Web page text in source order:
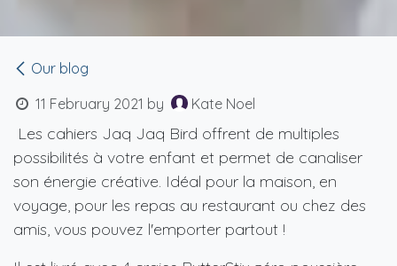
Our blog
11 February 2021 by Kate Noel
Les cahiers Jaq Jaq Bird offrent de multiples
possibilités à votre enfant et permet de canaliser
son énergie créative. Idéal pour la maison, en
voyage, pour les repas au restaurant ou chez des
amis, vous pouvez l'emporter partout !